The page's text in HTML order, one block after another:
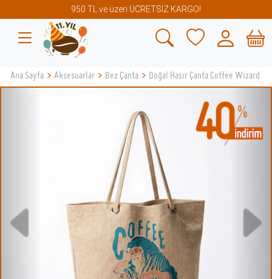
950 TL ve üzeri ÜCRETSİZ KARGO!
Ana Sayfa > Aksesuarlar > Bez Çanta > Doğal Hasır Çanta Coffee Wizard